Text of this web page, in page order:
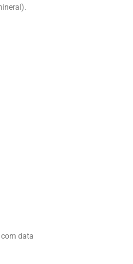
data